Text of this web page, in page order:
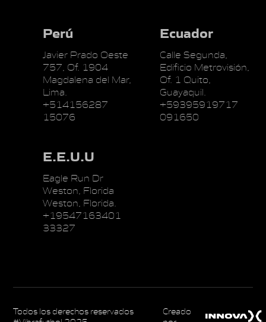
Perú
Javier Prado Oeste
757, Of. 1904
Magdalena del Mar,
Lima.
+514156287
15076
Ecuador
Calle Segunda,
Edificio Metrovisión,
Of. 1 Quito,
Guayaquil.
+59395919717
091650
E.E.U.U
Eagle Run Dr
Weston, Florida
Weston, Florida.
+19547163401
33327
Todos los derechos reservados
Creado